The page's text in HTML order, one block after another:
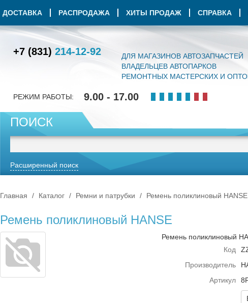
ДОСТАВКА РАСПРОДАЖА ХИТЫ ПРОДАЖ СПРАВКА
+7 (831) 214-12-92
ДЛЯ МАГАЗИНОВ АВТОЗАПЧАСТЕЙ
ВЛАДЕЛЬЦЕВ АВТОПАРКОВ
РЕМОНТНЫХ МАСТЕРСКИХ И
РЕЖИМ РАБОТЫ:
9.00 - 17.00
ПОИСК
Расширенный поиск
Главная Каталог Ремни и патрубки Ремень поликлиновый HANSE
Ремень поликлиновый HANSE
Ремень поликлиновый
Код
Производитель
Артикул